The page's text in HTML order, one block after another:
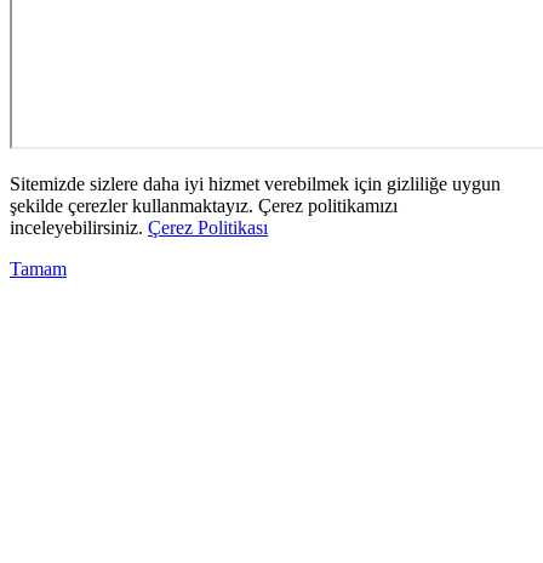
Sitemizde sizlere daha iyi hizmet verebilmek için gizliliğe uygun
şekilde çerezler kullanmaktayız. Çerez politikamızı
inceleyebilirsiniz. Çerez Politikası
Tamam